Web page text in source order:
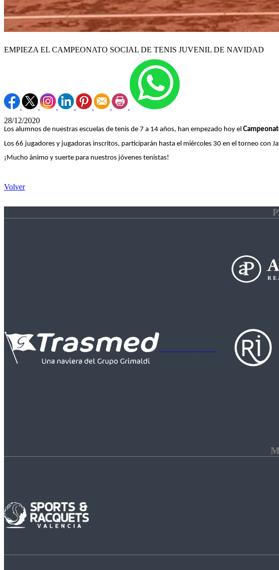
EMPIEZA EL CAMPEONATO SOCIAL DE TENIS JUVENIL DE NAVIDAD
28/12/2020
Los alumnos de nuestras escuelas de tenis de 7 a 14 años, han empezado hoy el
Los 66 jugadores y jugadoras inscritos, participarán hasta el miércoles 30 en el torneo con
¡Mucho ánimo y suerte para nuestros jóvenes tenistas!
Volver